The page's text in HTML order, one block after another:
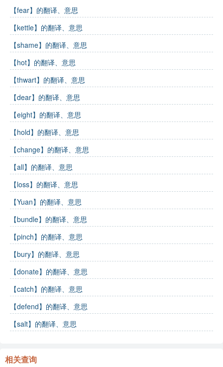
【fear】的翻译、意思
【kettle】的翻译、意思
【shame】的翻译、意思
【hot】的翻译、意思
【thwart】的翻译、意思
【dear】的翻译、意思
【eight】的翻译、意思
【hold】的翻译、意思
【change】的翻译、意思
【all】的翻译、意思
【loss】的翻译、意思
【Yuan】的翻译、意思
【bundle】的翻译、意思
【pinch】的翻译、意思
【bury】的翻译、意思
【donate】的翻译、意思
【catch】的翻译、意思
【defend】的翻译、意思
【salt】的翻译、意思
相关查询